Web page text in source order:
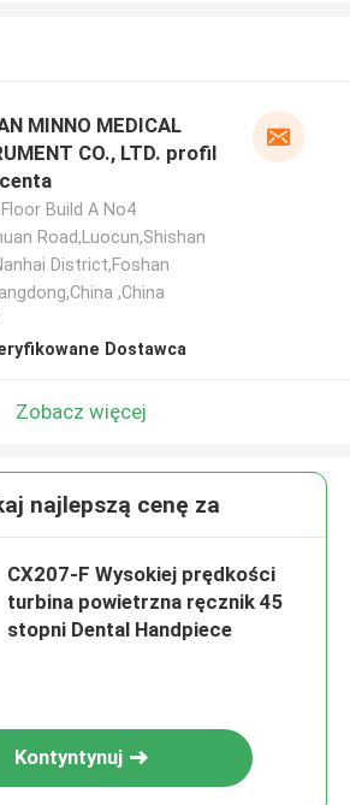
MINNO MEDICAL
CO., LTD. profil
Build A No4
Road,Luocun,Shishan
District,Foshan
,China
Dostawca
Zobacz więcej
najlepszą cenę za
CX207-F Wysokiej prędkości
turbina powietrzna ręcznik 45
stopni Dental Handpiece
Kontyntynuj